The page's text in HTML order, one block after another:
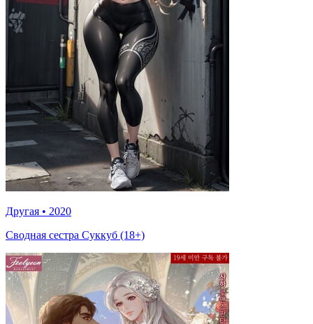
Другая • 2020
Сводная сестра Суккуб (18+)